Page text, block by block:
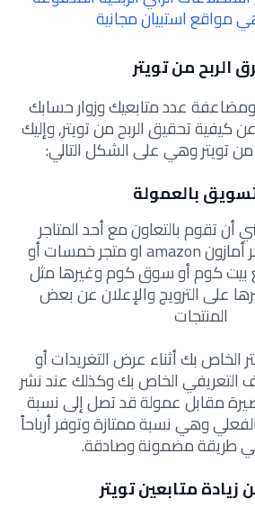
مواقع استبيان مجانية
الربح من تويتر
عدد متابعيك وزوار حسابك
كيفية تحقيق الربح من تويتر, وإليك
تويتر وهي على الشكل التالي:
بالعمولة
أن تقوم بالتعاون مع أحد المتاجر
الإلكترونية مثل متجر أمازون amazon او متجر خمسات أو
كوم أو سوق كوم وغيرها مثل
على الترويج والإعلان عن بعض
المنتجات
الخاص بك أثناء عرض التغريدات أو
التعريفي الخاص بك وكذلك عند نشر
مقابل عمولة قد تصل إلى نسبة
وهي نسبة ممتازة وتوفر أرباحاً
طريقة مضمونة وصادقة.
زيادة متابعين تويتر